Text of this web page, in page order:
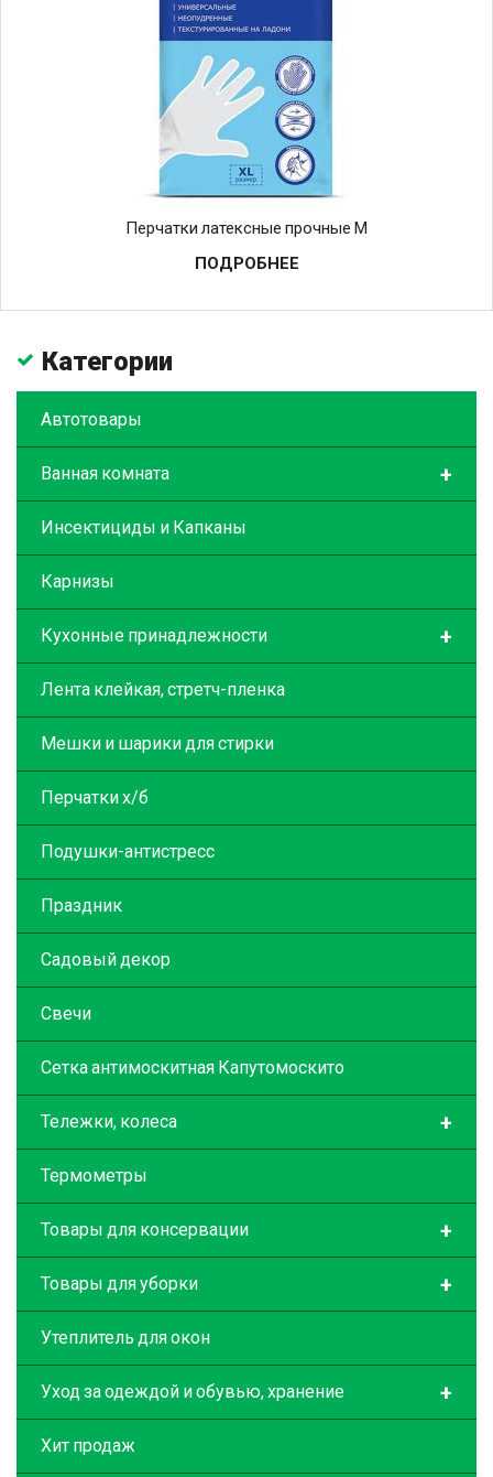
Перчатки латексные прочные M
ПОДРОБНЕЕ
Категории
Автотовары
+
Ванная комната
Инсектициды и Капканы
Карнизы
+
Кухонные принадлежности
Лента клейкая, стретч-пленка
Мешки и шарики для стирки
Перчатки х/б
Подушки-антистресс
Праздник
Садовый декор
Свечи
Сетка антимоскитная Капутомоскито
+
Тележки, колеса
Термометры
+
Товары для консервации
+
Товары для уборки
Утеплитель для окон
+
Уход за одеждой и обувью, хранение
Хит продаж